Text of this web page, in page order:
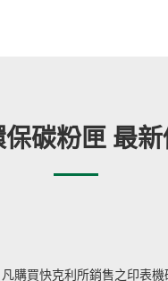
保碳粉匣 最
購買快克利所銷售之印表